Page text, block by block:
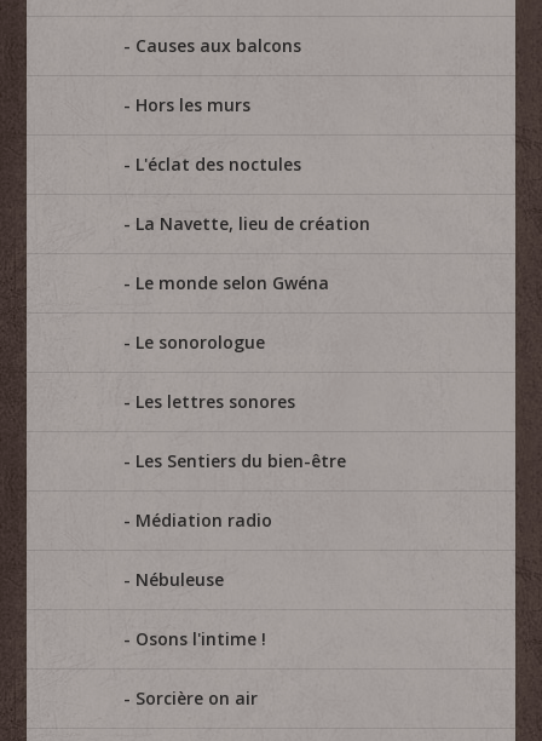
Causes aux balcons
Hors les murs
L'éclat des noctules
La Navette, lieu de création
Le monde selon Gwéna
Le sonorologue
Les lettres sonores
Les Sentiers du bien-être
Médiation radio
Nébuleuse
Osons l'intime !
Sorcière on air